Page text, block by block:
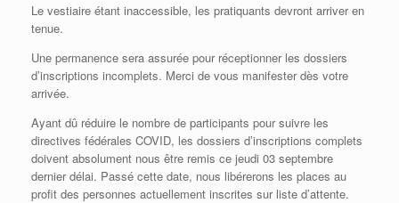
Le vestiaire étant inaccessible, les pratiquants devront arriver en
tenue.
Une permanence sera assurée pour réceptionner les dossiers
d’inscriptions incomplets. Merci de vous manifester dès votre
arrivée.
Ayant dû réduire le nombre de participants pour suivre les
directives fédérales COVID, les dossiers d’inscriptions complets
doivent absolument nous être remis ce jeudi 03 septembre
dernier délai. Passé cette date, nous libérerons les places au
profit des personnes actuellement inscrites sur liste d’attente.